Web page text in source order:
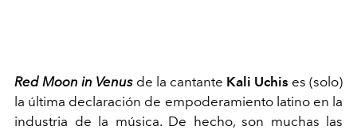
Red Moon in Venus de la cantante Kali Uchis es (solo)
la última declaración de empoderamiento latino en la
industria de la música. De hecho, son muchas las